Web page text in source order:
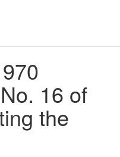
16 of
the